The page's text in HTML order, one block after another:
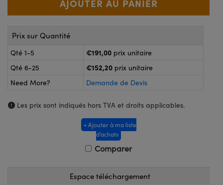
: Caméras
Optiques Lightpath
Optiques de SCHOTT
Prix sur Quantité
Qté 1-5 €191,00 prix unitaire
Qté 6-25
€152,20 prix unitaire
Need More?
Demande de Devis
Les prix sont indiqués hors TVA et droits applicables.
+ Ajouter à ma liste
d’achats
Comparer
Espace téléchargement